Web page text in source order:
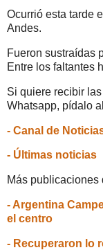
Ocurrió esta tarde
Andes.
Fueron sustraídas
Entre los faltantes
Si quiere recibir
Whatsapp, pídalo al
- Canal de
- Últimas noticias
Más publicaciones
- Argentina
el centro
- Recuperaron lo